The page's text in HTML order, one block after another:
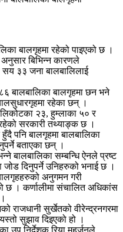
बालगृहमा रहेको पाइएको छ ।
बिभिन्न कारणले
सय ३३ जना बालबालिलाई
बालबालिका बालगृहमा छन भने
रहेका छन् ।
२३, हुम्लाका ५० र
सरकारी तथ्याङ्क छ ।
पनि बालगृहमा बालबालिका
बताएका छन् ।
बालबालिका सम्बन्धि ऐनले प्रष्ट
जोड दिनुपर्ने उनिहरुको भनाई छ ।
अनुगमन गरी
छ । कर्णालीमा संचालित अधिकांस
राजधानी सुर्खेतको वीरेन्द्रनगरमा
सुझाव दिइएको हो ।
उप निर्देशक रिया महर्जनले